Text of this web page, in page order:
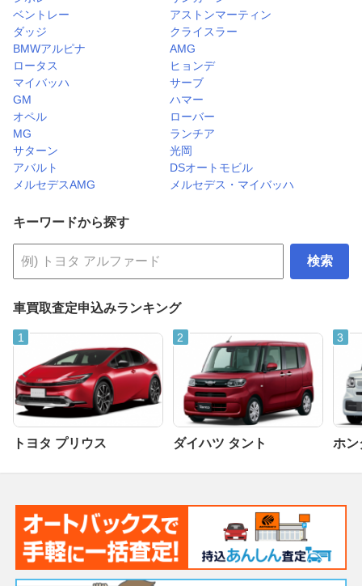
ベントレー
アストンマーティン
ダッジ
クライスラー
BMWアルピナ
AMG
ロータス
ヒョンデ
マイバッハ
サーブ
GM
ハマー
オペル
ローバー
MG
ランチア
サターン
光岡
アバルト
DSオートモビル
メルセデスAMG
メルセデス・マイバッハ
キーワードから探す
検索
車買取査定申込みランキング
トヨタ プリウス ダイハツ タント ホン